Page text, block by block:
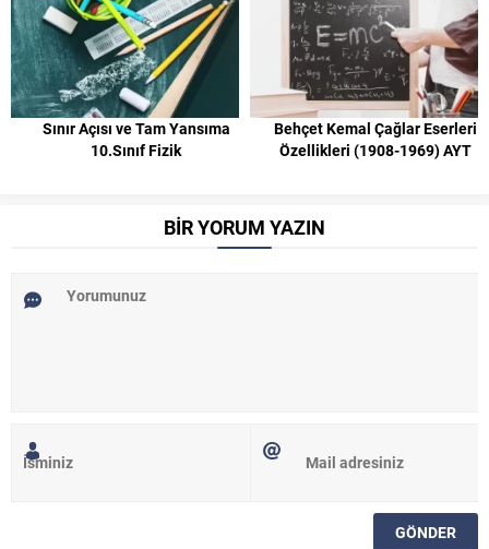
Sınır Açısı ve Tam Yansıma
10.Sınıf Fizik
Behçet Kemal Çağlar Eserleri
Özellikleri (1908-1969) AYT
BİR YORUM YAZIN